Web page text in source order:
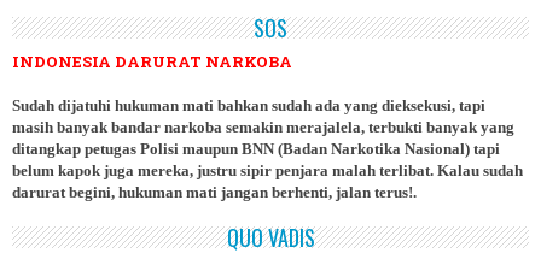
SOS
INDONESIA DARURAT NARKOBA
Sudah dijatuhi hukuman mati bahkan sudah ada yang dieksekusi, tapi
masih banyak bandar narkoba semakin merajalela, terbukti banyak yang
ditangkap petugas Polisi maupun BNN (Badan Narkotika Nasional) tapi
belum kapok juga mereka, justru sipir penjara malah terlibat. Kalau sudah
darurat begini, hukuman mati jangan berhenti, jalan terus!.
QUO VADIS